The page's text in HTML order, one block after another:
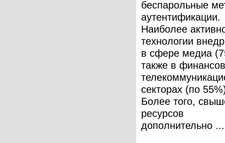
беспарольные
аутентификации.
Наиболее
технологии
в сфере медиа
также в
секторах (по
Более того,
ресурсов
дополнительно ...